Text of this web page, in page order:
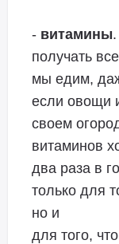
- витамины
получать
мы едим,
если овощи
своем
витаминов
два раза в
только для
но и
для того,